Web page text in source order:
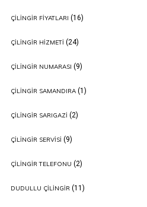
ÇILINGIR FIYATLARI (16)
ÇILINGIR HIZMETI (24)
ÇILINGIR NUMARASI (9)
ÇILINGIR SAMANDIRA(1)
ÇILINGIR SARIGAZI (2)
ÇILINGIR SERVISI (9)
ÇILINGIR TELEFONU (2)
DUDULLU ÇILINGIR(11)